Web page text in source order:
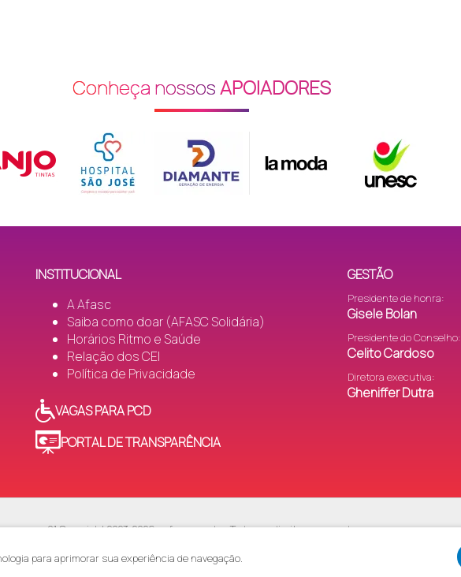
Conheça nossosAPOIADORES
INSTITUCIONAL
A Afasc
Saiba como doar (AFASC Solidária)
Horários Ritmo e Saúde
Relação dos CEI
Política de Privacidade
VAGAS PARA PCD
PORTAL DE TRANSPARÊNCIA
GESTÃO
Presidente de honra:
Gisele Bolan
Presidente do Conselho:
Celito Cardoso
Diretora executiva:
Gheniffer Dutra
v.01 Copyright 2023-2026 - afasc.com.br · Todos os direitos reservados.
a sua reprodução, total ou parcial, sem a expressa autorização da administradora do site.
para aprimorar sua experiência de navegação.